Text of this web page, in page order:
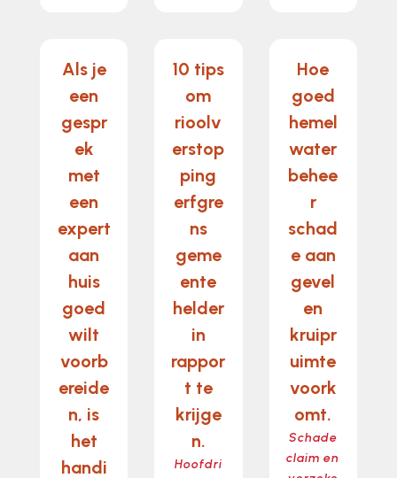
Als je
een
gespr
ek
met
een
expert
aan
huis
goed
wilt
voorb
ereide
n, is
het
handi
10 tips
om
rioolv
erstop
ping
erfgre
ns
geme
ente
helder
in
rappor
t te
krijge
n.
Hoofdri
Hoe
goed
hemel
water
behee
r
schad
e aan
gevel
en
kruipr
uimte
voork
omt.
Schade
claim en